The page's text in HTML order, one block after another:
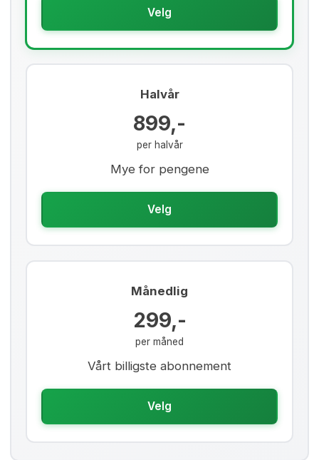
Velg
Halvår
899,-
per halvår
Mye for pengene
Velg
Månedlig
299,-
per måned
Vårt billigste abonnement
Velg